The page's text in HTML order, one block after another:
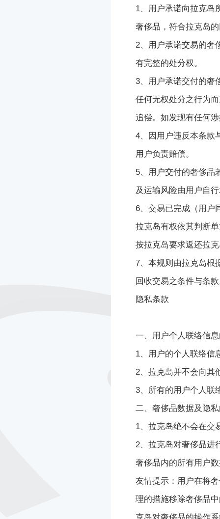
1、用户承诺向拉克岛
奢侈品 ，符合拉克岛
2、用户承诺交易的奢
有完整的处分权。
3、用户承诺交付的奢
任何无权处分之行为
追偿。如发现有任何
4、因用户违反本条款
用户负责赔偿。
5、用户交付的奢侈品
及运输风险由用户自
6、交易已完成（用户
拉克岛有权依其判断
按拉克岛要求返还拉
7、本规则由拉克岛根
回收交易之条件与条
隐私条款
一、用户个人联络信
1、用户的个人联络信
2、 拉克岛并不会向其
3、所有的用户个人联
二、 奢侈品数据及隐
1、 拉克岛绝不会在交
2、 拉克岛对奢侈品进
奢侈品内的所有用户
友情提示：用户在将
理的措施移除奢侈品